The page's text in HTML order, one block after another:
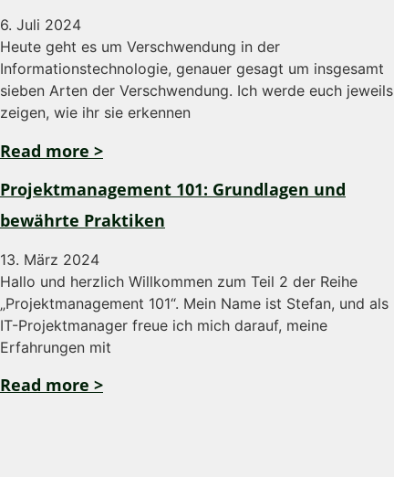
6. Juli 2024
Heute geht es um Verschwendung in der
Informationstechnologie, genauer gesagt um insgesamt
sieben Arten der Verschwendung. Ich werde euch jeweils
zeigen, wie ihr sie erkennen
Read more >
Projektmanagement 101: Grundlagen und
bewährte Praktiken
13. März 2024
Hallo und herzlich Willkommen zum Teil 2 der Reihe
„Projektmanagement 101“. Mein Name ist Stefan, und als
IT-Projektmanager freue ich mich darauf, meine
Erfahrungen mit
Read more >